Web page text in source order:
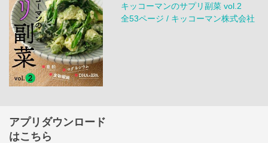
キッコーマンのサプリ副菜 vol.2
全53ページ / キッコーマン株式会社
アプリダウンロード
はこちら